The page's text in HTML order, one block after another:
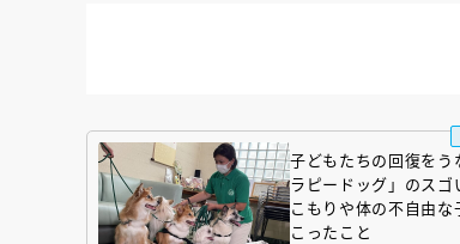
子どもたちの回復をう
ラピードッグ」のス
こもりや体の不自由な
こったこと